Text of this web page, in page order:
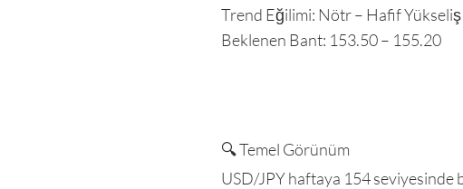
Trend Eğilimi: Nötr – Hafif Yükseliş
Beklenen Bant: 153.50 – 155.20
🔍 Temel Görünüm
USD/JPY haftaya 154 seviyesinde